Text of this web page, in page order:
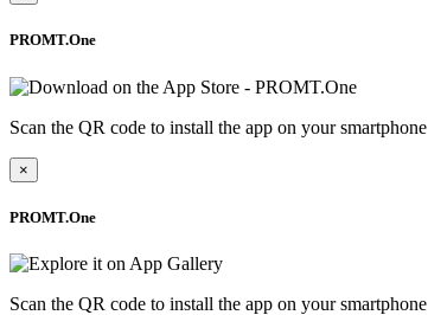
PROMT.One
Scan the QR code to install the app on your smartphone
×
PROMT.One
Scan the QR code to install the app on your smartphone